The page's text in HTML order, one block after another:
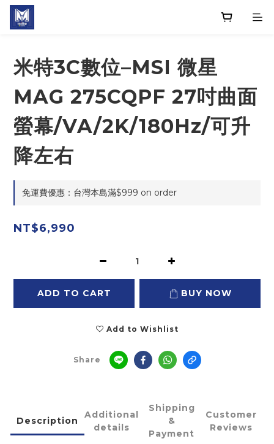
米特3C數位–MSI 微星
MAG 275CQPF 27吋曲面
螢幕/VA/2K/180Hz/可升
降左右
免運費優惠：台灣本島滿$999 on order
NT$6,990
ADD TO CART BUY NOW
Add to Wishlist
Share
Description
Additional
details
Shipping
&
Payment
Customer
Reviews